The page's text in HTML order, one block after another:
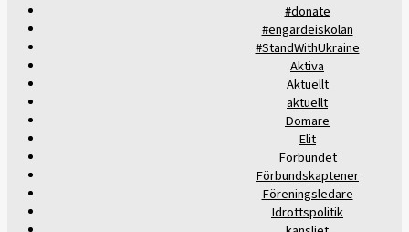
#donate
#engardeiskolan
#StandWithUkraine
Aktiva
Aktuellt
aktuellt
Domare
Elit
Förbundet
Förbundskaptener
Föreningsledare
Idrottspolitik